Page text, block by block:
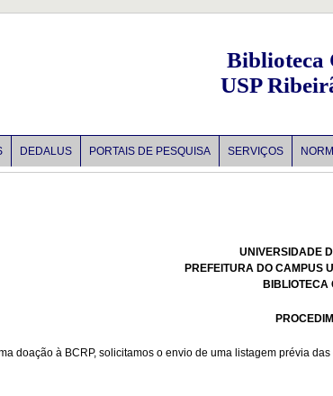
Biblioteca
USP
DEDALUS PORTAIS DE PESQUISA SERVIÇOS
UNIVERSIDADE
PREFEITURA DO CAMPUS
BIBLIOTECA
doação à BCRP, solicitamos o envio de uma listagem prévia